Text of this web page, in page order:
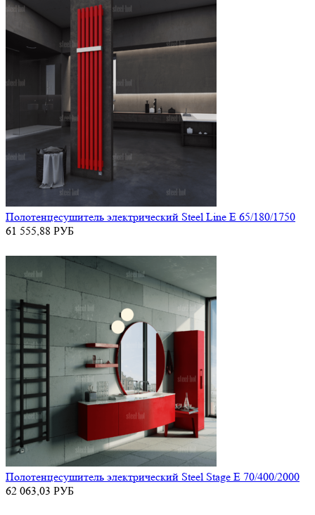
Полотенцесушитель электрический Steel Line E 65/180/1750
61 555,88 РУБ
Полотенцесушитель электрический Steel Stage E 70/400/2000
62 063,03 РУБ